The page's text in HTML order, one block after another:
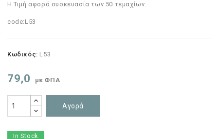
Η Τιμή αφορά συσκευασία των 50 τεμαχίων.
code:L53
Κωδικός: L53
79,0 με ΦΠΑ
Αγορά
In Stock